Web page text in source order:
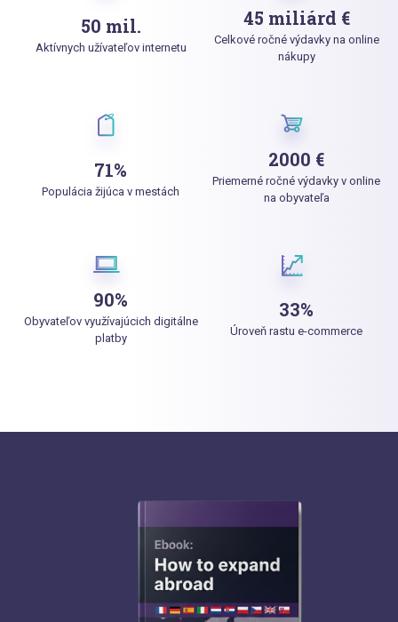
50 mil.
Aktívnych užívateľov internetu
45 miliárd €
Celkové ročné výdavky na online
nákupy
71%
Populácia žijúca v mestách
2000 €
Priemerné ročné výdavky v online
na obyvateľa
90%
Obyvateľov využívajúcich digitálne
platby
33%
Úroveň rastu e-commerce